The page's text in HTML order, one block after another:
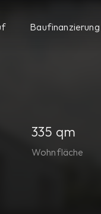
Baufinanzierung
335 qm
Wohnfläche